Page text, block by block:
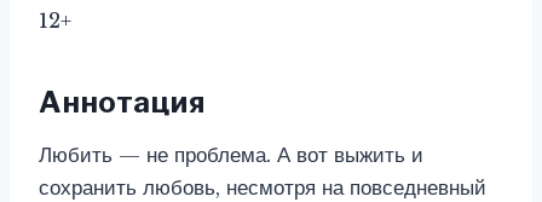
12+
Аннотация
Любить — не проблема. А вот выжить и
сохранить любовь, несмотря на повседневный